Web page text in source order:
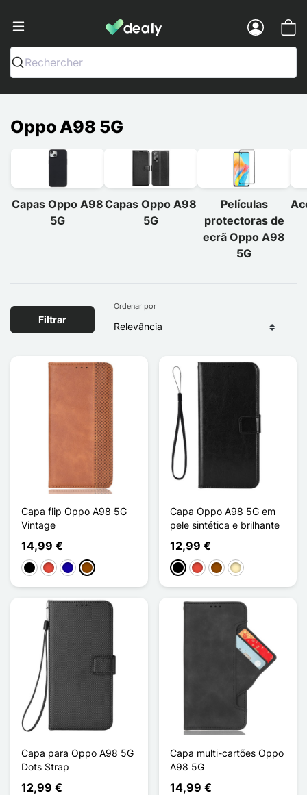
Dealy - Capas e acessórios para
Rechercher
Oppo A98 5G
Capas Oppo A98
5G
Capas Oppo A98
5G
Películas
protectoras de
ecrã Oppo A98
5G
Filtrar
Ordenar por
Capa flip Oppo A98 5G
Vintage
14,99 €
PretoVermelhoAzul Escuro
Castanho
Capa Oppo A98 5G em
pele sintética e brilhante
12,99 €
PretoVermelho
Castanho
Ouro
Capa para Oppo A98 5G
Dots Strap
12,99 €
Capa multi-cartões Oppo
A98 5G
14,99 €